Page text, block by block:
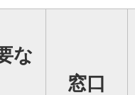
な
窓口